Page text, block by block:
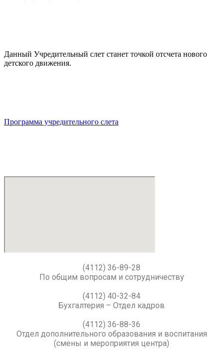
Данный Учредительный слет станет точкой отсчета нового
детского движения.
Программа учредительного слета
(4112) 36-89-28
По общим вопросам и сотрудничеству
(4112) 40-32-84
Бухгалтерия – Отдел кадров
(4112) 36-88-36
Отдел дополнительного образования и воспитания
(смены и мероприятия центра)